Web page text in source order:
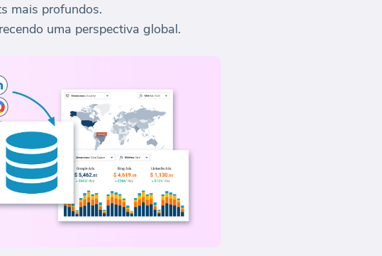
mais profundos.
uma perspectiva global.